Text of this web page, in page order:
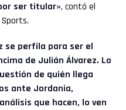
ser titular», contó el
se perfila para ser el
de Julián Álvarez. Lo
de quién llega
ante Jordania,
que hacen, lo ven